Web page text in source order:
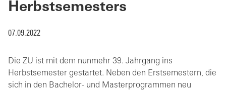
Herbstsemesters
07.09.2022
Die ZU ist mit dem nunmehr 39. Jahrgang ins
Herbstsemester gestartet. Neben den Erstsemestern, die
sich in den Bachelor- und Masterprogrammen neu